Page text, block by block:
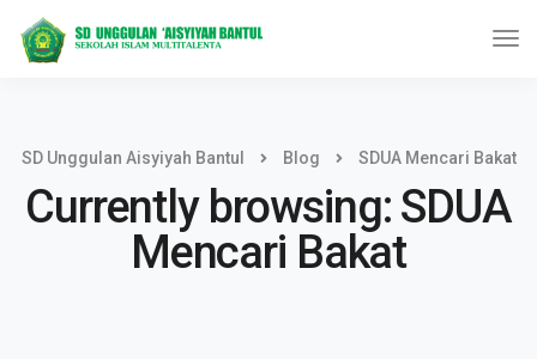
SD Unggulan Aisyiyah Bantul Blog SDUA Mencari Bakat
Currently browsing: SDUA
Mencari Bakat